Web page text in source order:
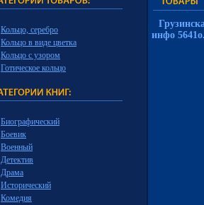
Кольцо, серебро
Кольцо в виде цветка
Кольцо с узором
Готическое кольцо
Биографический
Боевик
Военный
Детектив
Драма
Исторический
Комедия
инфо